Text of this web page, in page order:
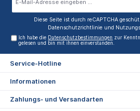
Diese Seite ist durch reCAPTCHA
Datenschutzrichtlinie und
Ich habe die Datenschutzbestimmungen zur
gelesen und bin mit ihnen einverstanden.
Service-Hotline
Informationen
Zahlungs- und Versandarten